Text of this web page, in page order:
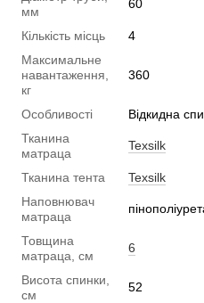
мм
60
Кількість місць
4
Максимальне
навантаження,
кг
360
Особливості
Відкидна
Тканина
матраца
Texsilk
Тканина тента
Texsilk
Наповнювач
матраца
Товщина
матраца, см
6
Висота спинки,
см
52